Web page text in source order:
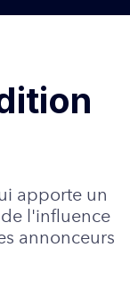
apporte un
l'influence
annonceurs